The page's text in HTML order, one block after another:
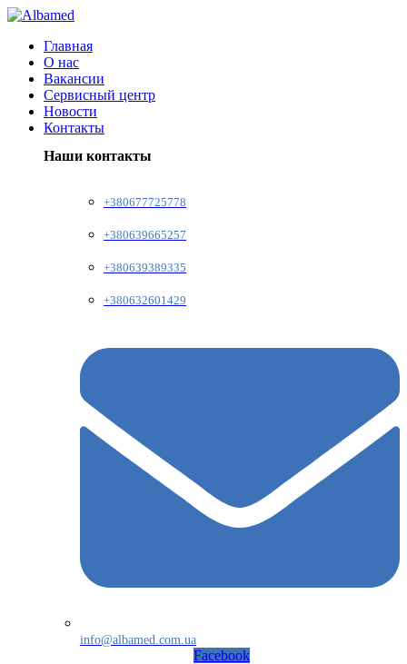
Главная
О нас
Вакансии
Сервисный центр
Новости
Контакты
Наши контакты
+380677725778
+380639665257
+380639389335
+380632601429
info@albamed.com.ua
Facebook